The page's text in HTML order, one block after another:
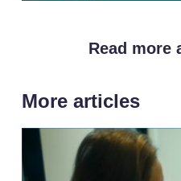
Read more
More articles